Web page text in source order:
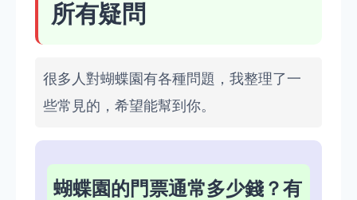
所有疑問
很多人對蝴蝶園有各種問題，我整理了一
些常見的，希望能幫到你。
蝴蝶園的門票通常多少錢？有